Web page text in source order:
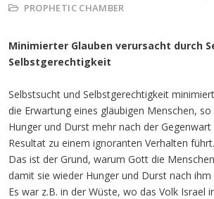
PROPHETIC CHAMBER
Minimierter Glauben verursacht durch
Selbstgerechtigkeit
Selbstsucht und Selbstgerechtigkeit
die Erwartung eines gläubigen Menschen,
Hunger und Durst mehr nach der
Resultat zu einem ignoranten Verhalten führt.
Das ist der Grund, warum Gott die
damit sie wieder Hunger und Durst nach
Es war z.B. in der Wüste, wo das Volk Israel